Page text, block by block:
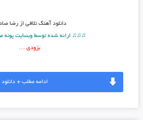
دانلود آهنگتلافی از رضا
♫♫♫ ارائه شده توسط وبسایت
بزودی …
ادامه مطلب + دانلود